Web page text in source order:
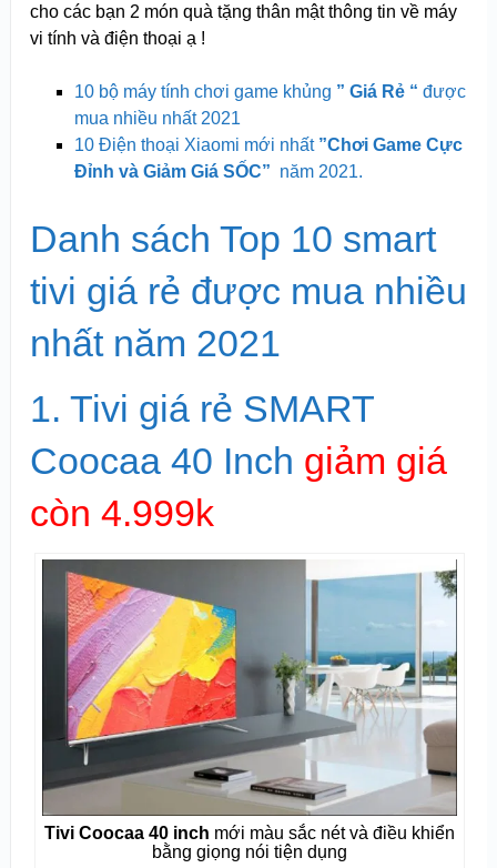
cho các bạn 2 món quà tặng thân mật thông tin về máy
vi tính và điện thoại ạ !
10 bộ máy tính chơi game khủng ” Giá Rẻ “ được
mua nhiều nhất 2021
10 Điện thoại Xiaomi mới nhất ”Chơi Game Cực
Đỉnh và Giảm Giá SỐC” năm 2021.
Danh sách Top 10 smart
tivi giá rẻ được mua nhiều
nhất năm 2021
1. Tivi giá rẻ SMART
Coocaa 40 Inch giảm giá
còn 4.999k
Tivi Coocaa 40 inch mới màu sắc nét và điều khiển
bằng giọng nói tiện dụng